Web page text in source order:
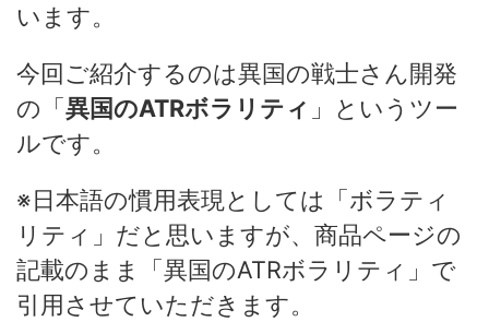
います。
今回ご紹介するのは異国の戦士さん開発
の「異国のATRボラリティ 」というツー
ルです。
※日本語の慣用表現としては「ボラティ
リティ」だと思いますが、商品ページの
記載のまま「異国のATRボラリティ」で
引用させていただきます。